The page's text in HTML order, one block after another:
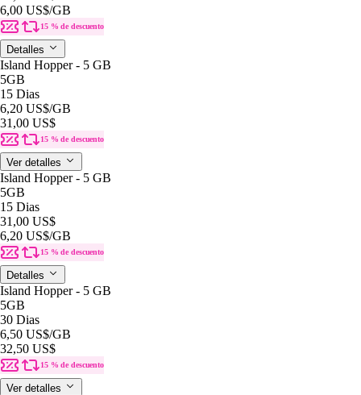
6,00 US$/GB
15 % de descuento
Detalles
Island Hopper - 5 GB
5GB
15 Dias
6,20 US$/GB
31,00 US$
15 % de descuento
Ver detalles
Island Hopper - 5 GB
5GB
15 Dias
31,00 US$
6,20 US$/GB
15 % de descuento
Detalles
Island Hopper - 5 GB
5GB
30 Dias
6,50 US$/GB
32,50 US$
15 % de descuento
Ver detalles